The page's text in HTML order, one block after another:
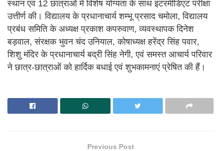
स्थान एवं 12 छात्राओं में विशेष योग्यता के साथ इंटरमीडिएट परीक्षा
उत्तीर्ण की। विद्यालय के प्रधानाचार्य शम्भू प्रसाद चमोला, विद्यालय
प्रबंध समिति के अध्यक्ष प्रकाश कपरुवाण, व्यवस्थापक दिनेश
बड़वाल, संरक्षक भुवन चंद उनियाल, कोषाध्यक्ष हरेंद्र सिंह पवार,
शिशु मंदिर के प्रधानाचार्य बद्री सिंह नेगी, एवं समस्त आचार्य परिवार
ने छात्र-छात्राओं को हार्दिक बधाई एवं शुभकामनाएं प्रेषित की हैं।
Previous Post